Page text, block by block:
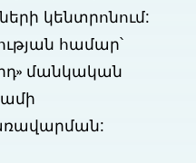
կենտրոնում:
համար՝
մանկական